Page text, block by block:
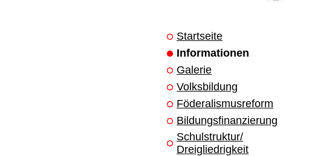
Startseite
Informationen
Galerie
Volksbildung
Föderalismusreform
Bildungsfinanzierung
Schulstruktur/
Dreigliedrigkeit